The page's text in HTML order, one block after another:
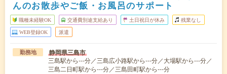
んのお散歩やご飯・お風呂のサポート
職種未経験OK 交通費別途支給あり 土日祝日が休み 残業なし
WEB登録OK 派遣
勤務地 静岡県三島市
三島駅から---分／三島広小路駅から---分／大場駅から---分／
三島二日町駅から---分／三島田町駅から---分